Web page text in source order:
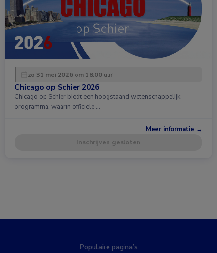
zo 31 mei 2026 om 18:00 uur
Chicago op Schier 2026
Chicago op Schier biedt een hoogstaand wetenschappelijk
programma, waarin officiële …
Meer informatie →
Inschrijven gesloten
Populaire pagina’s